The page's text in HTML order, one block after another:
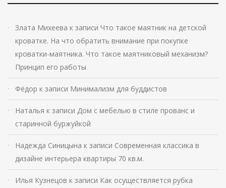
Злата Михеева к записи Что такое маятник на детской
кроватке. На что обратить внимание при покупке
кроватки-маятника. Что такое маятниковый механизм?
Принцип его работы
Фёдор к записи Минимализм для буддистов
Наталья к записи Дом с мебелью в стиле прованс и
старинной буржуйкой
Надежда Синицына к записи Современная классика в
дизайне интерьера квартиры 70 кв.м.
Илья Кузнецов к записи Как осуществляется рубка